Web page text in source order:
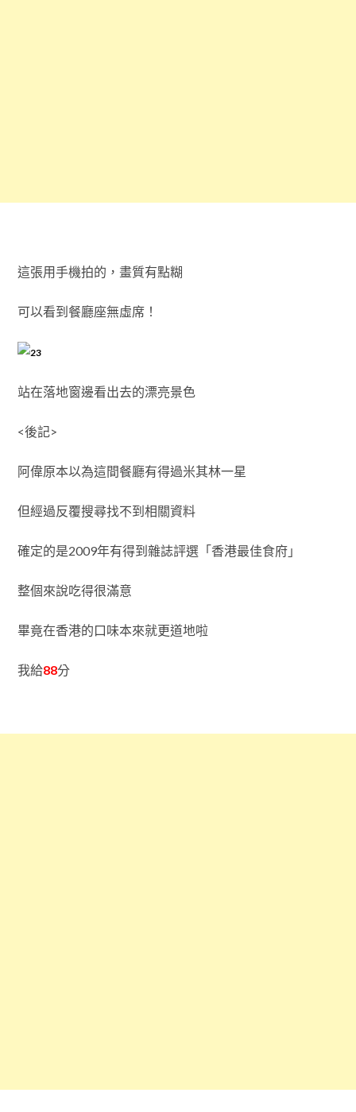
這張用手機拍的，畫質有點糊
可以看到餐廳座無虛席！
站在落地窗邊看出去的漂亮景色
<後記>
阿偉原本以為這間餐廳有得過米其林一星
但經過反覆搜尋找不到相關資料
確定的是2009年有得到雜誌評選「香港最佳食府」
整個來說吃得很滿意
畢竟在香港的口味本來就更道地啦
我給88分